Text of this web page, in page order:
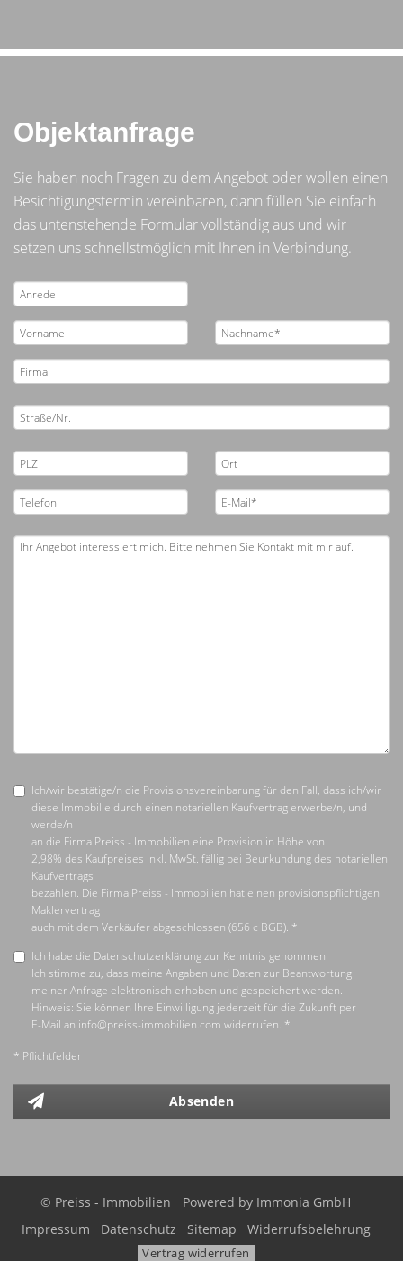
Objektanfrage
Sie haben noch Fragen zu dem Angebot oder wollen einen
Besichtigungstermin vereinbaren, dann füllen Sie einfach
das untenstehende Formular vollständig aus und wir
setzen uns schnellstmöglich mit Ihnen in Verbindung.
Ich/wir bestätige/n die Provisionsvereinbarung für den Fall, dass ich/wir
diese Immobilie durch einen notariellen Kaufvertrag erwerbe/n, und
werde/n
an die Firma Preiss - Immobilien eine Provision in Höhe von
2,98% des Kaufpreises inkl. MwSt. fällig bei Beurkundung des notariellen
Kaufvertrags
bezahlen. Die Firma Preiss - Immobilien hat einen provisionspflichtigen
Maklervertrag
auch mit dem Verkäufer abgeschlossen (656 c BGB). *
Ich habe die Datenschutzerklärung zur Kenntnis genommen.
Ich stimme zu, dass meine Angaben und Daten zur Beantwortung
meiner Anfrage elektronisch erhoben und gespeichert werden.
Hinweis: Sie können Ihre Einwilligung jederzeit für die Zukunft per
E-Mail an info@preiss-immobilien.com widerrufen. *
* Pflichtfelder
Absenden
© Preiss - Immobilien Powered by Immonia GmbH
Impressum
Datenschutz Sitemap Widerrufsbelehrung
Vertrag widerrufen